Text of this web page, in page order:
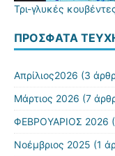
Τρι-γλυκές
ΠΡΌΣΦΑΤΑ
Απρίλιος2026 (3
Μάρτιος 2026 (7
ΦΕΒΡΟΥΑΡΙΟΣ 2026
Νοέμβριος 2025 (1